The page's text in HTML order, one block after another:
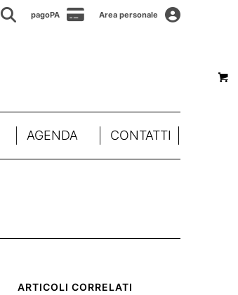
pagoPA Area personale
AGENDA CONTATTI
ARTICOLI CORRELATI